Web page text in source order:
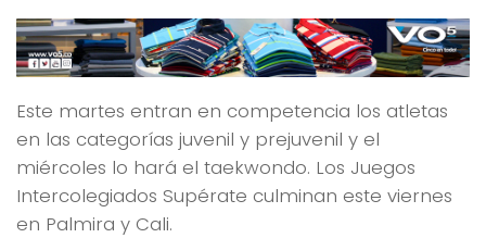
Este martes entran en competencia los atletas
en las categorías juvenil y prejuvenil y el
miércoles lo hará el taekwondo. Los Juegos
Intercolegiados Supérate culminan este viernes
en Palmira y Cali.